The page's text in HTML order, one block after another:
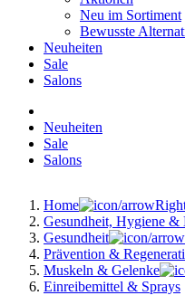
Neu im Sortiment
Bewusste
Neuheiten
Sale
Salons
Neuheiten
Sale
Salons
Home
Gesundheit, Hygiene &
Gesundheit
Prävention &
Muskeln & Gelenke
Einreibemittel & Sprays